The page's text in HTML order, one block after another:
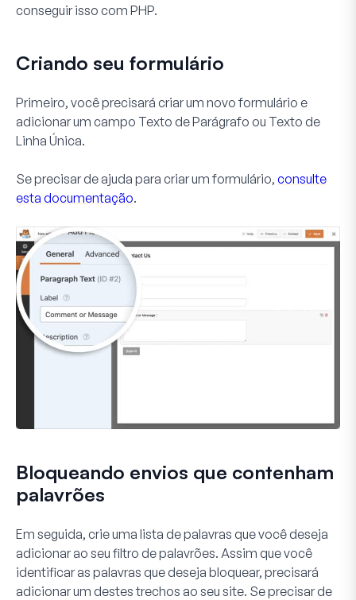
conseguir isso com PHP.
Criando seu formulário
Primeiro, você precisará criar um novo formulário e
adicionar um campo Texto de Parágrafo ou Texto de
Linha Única.
Se precisar de ajuda para criar um formulário, consulte
esta documentação.
Bloqueando envios que contenham
palavrões
Em seguida, crie uma lista de palavras que você deseja
adicionar ao seu filtro de palavrões. Assim que você
identificar as palavras que deseja bloquear, precisará
adicionar um destes trechos ao seu site. Se precisar de